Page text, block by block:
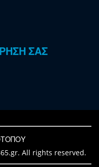
ΣΑΣ
All rights reserved.